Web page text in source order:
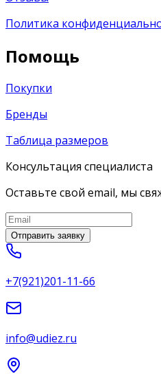
Политика
Помощь
Покупки
Бренды
Таблица размеров
Консультация специалиста
Оставьте свой email, мы
Отправить заявку
+7(921)201-11-66
info@udiez.ru